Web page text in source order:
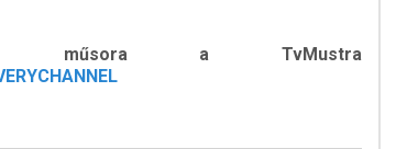
műsora a TvMustra